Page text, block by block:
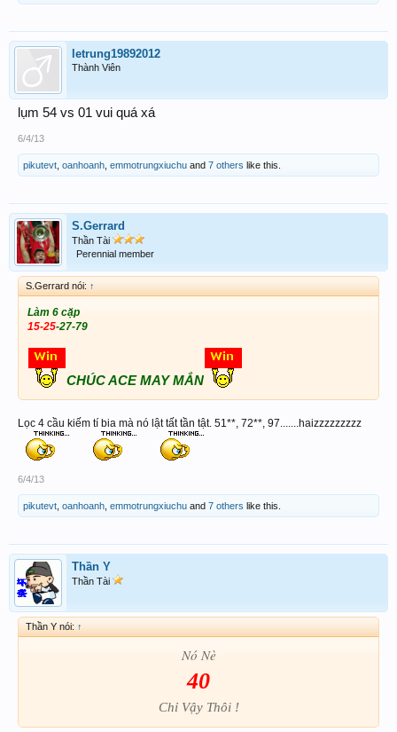
letrung19892012
Thành Viên
lụm 54 vs 01 vui quá xá
6/4/13
pikutevt oanhoanh emmotrungxiuchu and 7 others like this.
S.Gerrard
Thần Tài
Perennial member
S.Gerrard nói: ↑
Làm 6 cặp
15-25-27-79
CHÚC ACE MAY MẮN
Lọc 4 cầu kiếm tí bia mà nó lật tất tần tật. 51**, 72**, 97.......haizzzzzzzzz
6/4/13
pikutevt oanhoanh emmotrungxiuchu and 7 others like this.
Thần Y
Thần Tài
Thần Y nói: ↑
Nó Nè
40
Chỉ Vậy Thôi !